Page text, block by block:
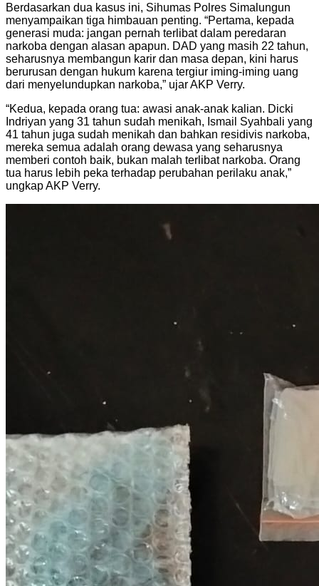
Berdasarkan dua kasus ini, Sihumas Polres Simalungun
menyampaikan tiga himbauan penting. “Pertama, kepada
generasi muda: jangan pernah terlibat dalam peredaran
narkoba dengan alasan apapun. DAD yang masih 22 tahun,
seharusnya membangun karir dan masa depan, kini harus
berurusan dengan hukum karena tergiur iming-iming uang
dari menyelundupkan narkoba,” ujar AKP Verry.
“Kedua, kepada orang tua: awasi anak-anak kalian. Dicki
Indriyan yang 31 tahun sudah menikah, Ismail Syahbali yang
41 tahun juga sudah menikah dan bahkan residivis narkoba,
mereka semua adalah orang dewasa yang seharusnya
memberi contoh baik, bukan malah terlibat narkoba. Orang
tua harus lebih peka terhadap perubahan perilaku anak,”
ungkap AKP Verry.